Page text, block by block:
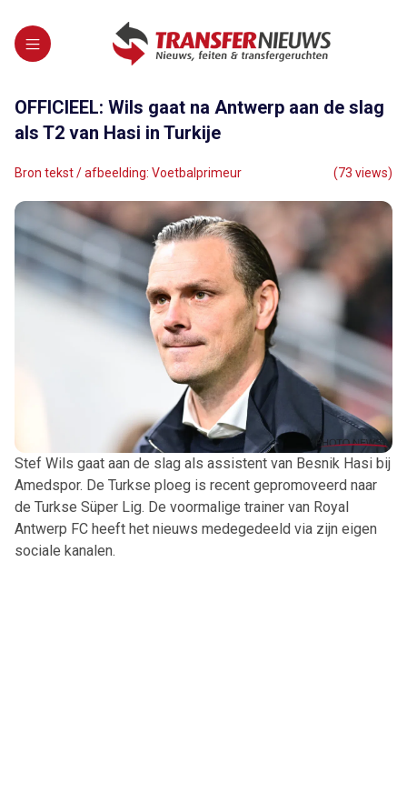
OFFICIEEL: Wils gaat na Antwerp aan de slag
als T2 van Hasi in Turkije
Bron tekst / afbeelding: Voetbalprimeur (73 views)
Stef Wils gaat aan de slag als assistent van Besnik Hasi bij
Amedspor. De Turkse ploeg is recent gepromoveerd naar
de Turkse Süper Lig. De voormalige trainer van Royal
Antwerp FC heeft het nieuws medegedeeld via zijn eigen
sociale kanalen.